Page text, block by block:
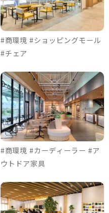
#商環境 #ショッピングモール
#チェア
#商環境 #カーディーラー #ア
ウトドア家具